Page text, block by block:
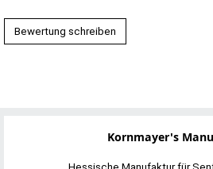
Bewertung schreiben
Kornmayer's